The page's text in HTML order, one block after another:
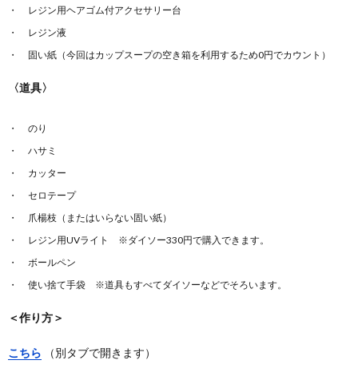
レジン用ヘアゴム付アクセサリー台
レジン液
固い紙（今回はカップスープの空き箱を利用するため0円でカウント）
〈道具〉
のり
ハサミ
カッター
セロテープ
爪楊枝（またはいらない固い紙）
レジン用UVライト ※ダイソー330円で購入できます。
ボールペン
使い捨て手袋 ※道具もすべてダイソーなどでそろいます。
＜作り方＞
こちら （別タブで開きます）